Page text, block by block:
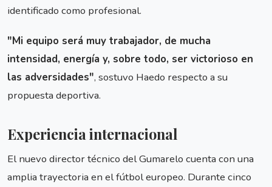
identificado como profesional.
"Mi equipo será muy trabajador, de mucha
intensidad, energía y, sobre todo, ser victorioso en
las adversidades", sostuvo Haedo respecto a su
propuesta deportiva.
Experiencia internacional
El nuevo director técnico del Gumarelo cuenta con una
amplia trayectoria en el fútbol europeo. Durante cinco